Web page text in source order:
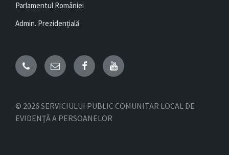
Parlamentul României
Admin. Prezidențială
Email FacebookYouTube
© 2026 SERVICIULUI PUBLIC COMUNITAR LOCAL DE
EVIDENŢĂ A PERSOANELOR